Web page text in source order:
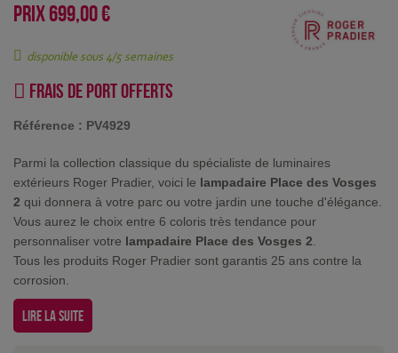
PRIX699,00 €
disponible sous 4/5 semaines
Frais de port offerts
Référence : PV4929
Parmi la collection classique du spécialiste de luminaires
extérieurs Roger Pradier, voici le lampadaire Place des Vosges
2 qui donnera à votre parc ou votre jardin une touche d'élégance.
Vous aurez le choix entre 6 coloris très tendance pour
personnaliser votre lampadaire Place des Vosges 2.
Tous les produits Roger Pradier sont garantis 25 ans contre la
corrosion.
Lire la suite